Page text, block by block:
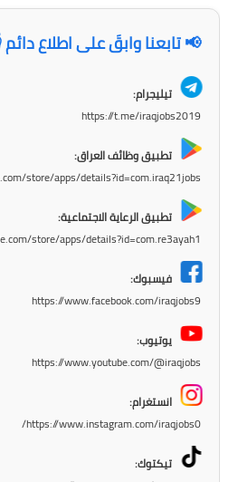
📢 تابعنا وابقَ على اطلاع دائم
تيليجرام:
https://t.me/iraqjobs2019
تطبيق وظائف العراق:
store/apps/details?id=com.iraq21jobs
تطبيق الرعاية الاجتماعية:
store/apps/details?id=com.re3ayah1
فيسبوك:
https://www.facebook.com/iraqjobs9
يوتيوب:
https://www.youtube.com/@iraqjobs
انستغرام:
https://www.instagram.com/iraqjobs0/
تيكتوك: